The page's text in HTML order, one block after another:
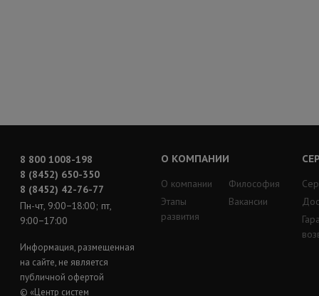
8 800 1008-198
8 (8452) 650-350
8 (8452) 42-76-77
Пн-чт, 9:00−18:00; пт,
9:00−17:00
Информация, размещенная
на сайте, не является
публичной офертой
© «Центр систем
О КОМПАНИИ
О компании
Этапы
развития
Философия
Вакансии